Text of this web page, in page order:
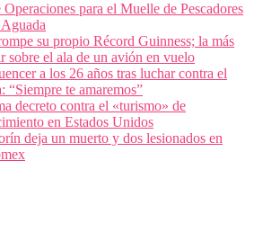
para el Muelle de Pescadores
su propio Récord Guinness; la más
sobre el ala de un avión en vuelo
a los 26 años tras luchar contra el
“Siempre te amaremos”
decreto contra el «turismo» de
en Estados Unidos
deja un muerto y dos lesionados en